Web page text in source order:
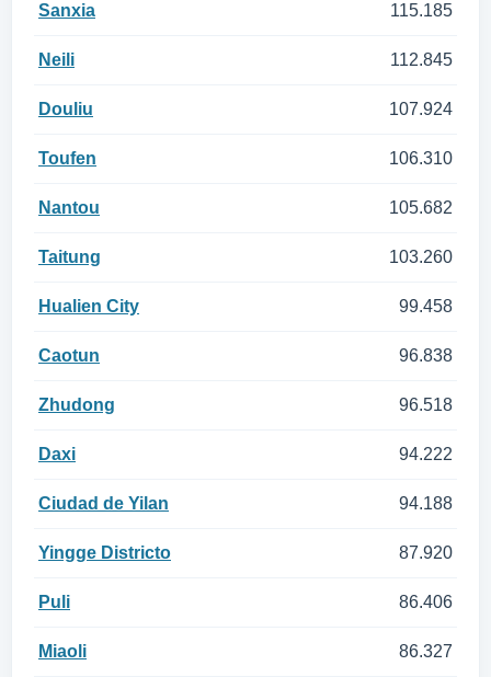
Sanxia 115.185
Neili 112.845
Douliu 107.924
Toufen 106.310
Nantou 105.682
Taitung 103.260
Hualien City 99.458
Caotun 96.838
Zhudong 96.518
Daxi 94.222
Ciudad de Yilan 94.188
Yingge Districto 87.920
Puli 86.406
Miaoli 86.327